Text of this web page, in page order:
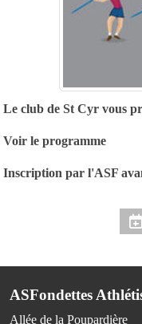
Le club de St Cyr vous
Voir le programme
Inscription par l'ASF
ASFondettes
Allée de la Poupardière